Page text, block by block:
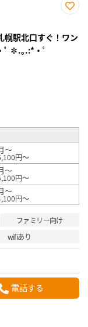
り登
録
駅北口すぐ！ワン
ﾟ ✽.｡.:*・ﾟ
～
円～
～
円～
～
円～
ファミリー向け
wifiあり
電話する